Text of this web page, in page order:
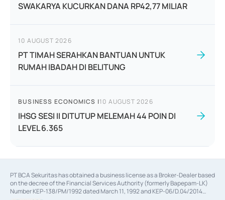
SWAKARYA KUCURKAN DANA RP42,77 MILIAR
10 AUGUST 2026
PT TIMAH SERAHKAN BANTUAN UNTUK
RUMAH IBADAH DI BELITUNG
BUSINESS ECONOMICS |10 AUGUST 2026
IHSG SESI II DITUTUP MELEMAH 44 POIN DI
LEVEL 6.365
PT BCA Sekuritas has obtained a business license as a Broker-Dealer based
on the decree of the Financial Services Authority (formerly Bapepam-LK)
Number KEP-138/PM/1992 dated March 11, 1992 and KEP-06/D.04/2014